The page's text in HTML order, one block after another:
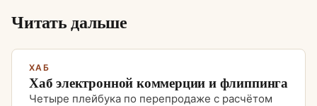
Читать дальше
ХАБ
Хаб электронной коммерции и флиппинга
Четыре плейбука по перепродаже с расчётом